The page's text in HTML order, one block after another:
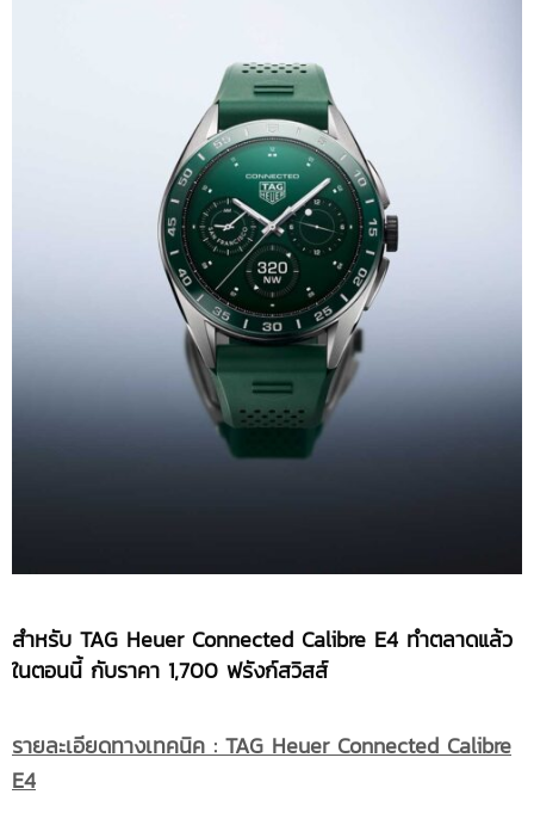
สำหรับ TAG Heuer Connected Calibre E4 ทำตลาดแล้ว
ในตอนนี้ กับราคา 1,700 ฟรังก์สวิสส์
รายละเอียดทางเทคนิค : TAG Heuer Connected Calibre
E4